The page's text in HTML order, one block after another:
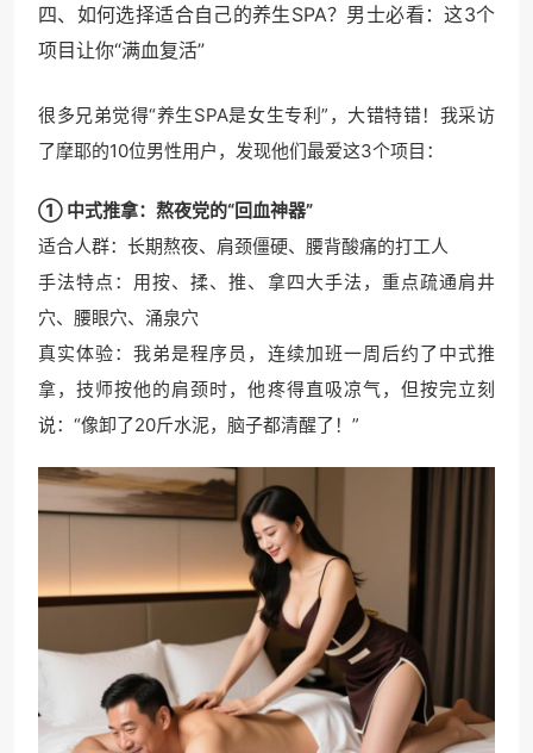
四、如何选择适合自己的养生SPA？男士必看：这3个
项目让你“满血复活”
很多兄弟觉得“养生SPA是女生专利”，大错特错！我采访
了摩耶的10位男性用户，发现他们最爱这3个项目：
① 中式推拿：熬夜党的“回血神器”
适合人群：长期熬夜、肩颈僵硬、腰背酸痛的打工人
手法特点：用按、揉、推、拿四大手法，重点疏通肩井
穴、腰眼穴、涌泉穴
真实体验：我弟是程序员，连续加班一周后约了中式推
拿，技师按他的肩颈时，他疼得直吸凉气，但按完立刻
说：“像卸了20斤水泥，脑子都清醒了！”